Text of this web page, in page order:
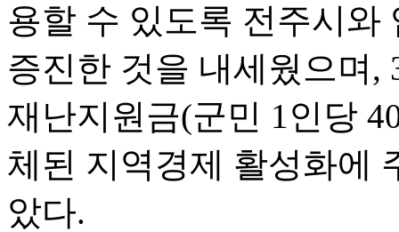
용할 수 있도록 전주시와
증진한 것을 내세웠으며,
재난지원금(군민 1인당
체된 지역경제 활성화에
았다.